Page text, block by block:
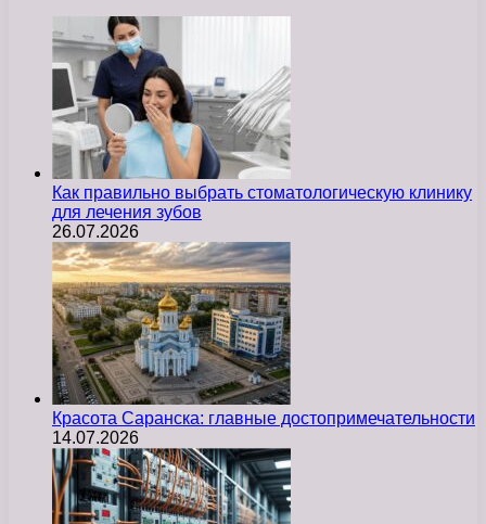
Как правильно выбрать стоматологическую клинику
для лечения зубов
26.07.2026
Красота Саранска: главные достопримечательности
14.07.2026